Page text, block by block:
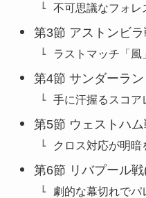
不可思議なフォレ
第3節 アストンビ
ラストマッチ「
第4節 サンダーラ
手に汗握るスコア
第5節 ウェストハ
クロス対応が明暗
第6節 リバプール戦
劇的な幕切れでパ